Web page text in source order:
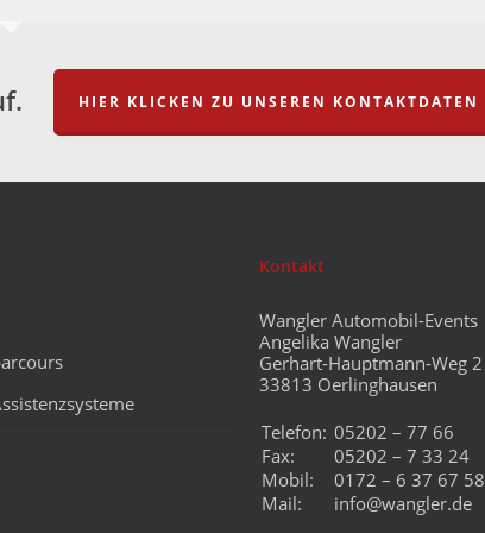
HIER KLICKEN ZU UNSEREN KONTAKTDATEN
Kontakt
Wangler Automobil-Events
Angelika Wangler
Gerhart-Hauptmann-Weg 2
33813 Oerlinghausen
Telefon: 05202 – 77 66
Fax:
05202 – 7 33 24
Mobil:
0172 – 6 37 67 58
Mail:
info@wangler.de